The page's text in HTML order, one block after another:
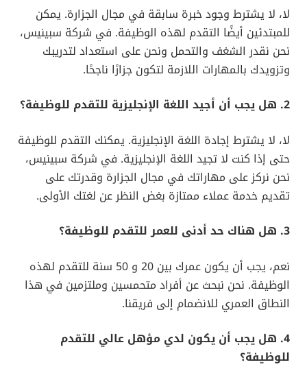
لا، لا يشترط وجود خبرة سابقة في مجال الجزارة. يمكن
للمبتدئين أيضًا التقدم لهذه الوظيفة. في شركة سبينيس،
نحن نقدر الشغف والتحمل ونحن على استعداد لتدريبك
وتزويدك بالمهارات اللازمة لتكون جزارًا ناجحًا.
2. هل يجب أن أجيد اللغة الإنجليزية للتقدم للوظيفة؟
لا، لا يشترط إجادة اللغة الإنجليزية. يمكنك التقدم للوظيفة
حتى إذا كنت لا تجيد اللغة الإنجليزية. في شركة سبينيس،
نحن نركز على مهاراتك في مجال الجزارة وقدرتك على
تقديم خدمة عملاء ممتازة بغض النظر عن لغتك الأولى.
3. هل هناك حد أدنى للعمر للتقدم للوظيفة؟
نعم، يجب أن يكون عمرك بين 20 و 50 سنة للتقدم لهذه
الوظيفة. نحن نبحث عن أفراد متحمسين وملتزمين في هذا
النطاق العمري للانضمام إلى فريقنا.
4. هل يجب أن يكون لدي مؤهل عالي للتقدم
للوظيفة؟